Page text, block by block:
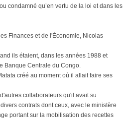
condamné qu’en vertu de la loi et dans les
Finances et de l'Économie, Nicolas
ils étaient, dans les années 1988 et
Banque Centrale du Congo.
créé au moment où il allait faire ses
collaborateurs qu'il avait su
contrats dont ceux, avec le ministère
portant sur la mobilisation des recettes